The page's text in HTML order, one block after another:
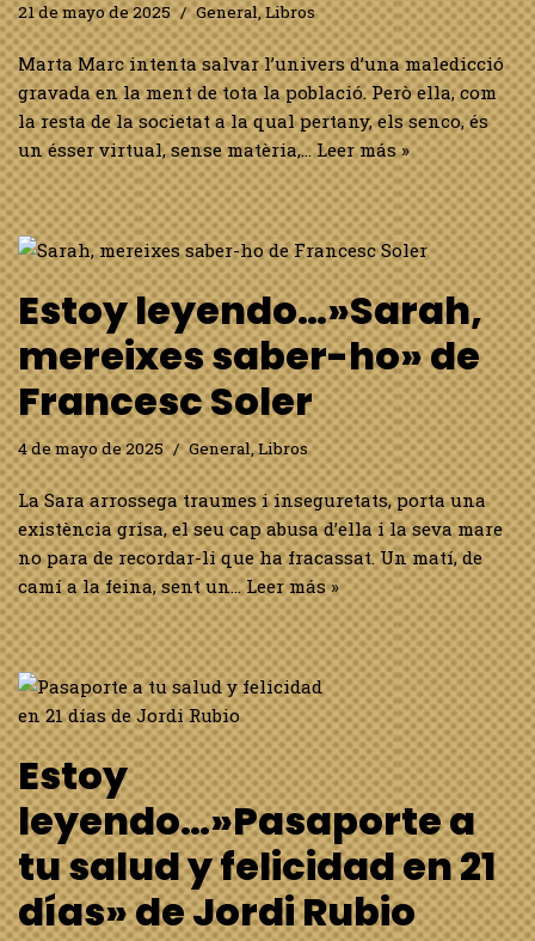
21 de mayo de 2025 General,Libros
Marta Marc intenta salvar l’univers d’una maledicció
gravada en la ment de tota la població. Però ella, com
la resta de la societat a la qual pertany, els senco, és
un ésser virtual, sense matèria,…Leer más »
Estoy leyendo…»Sarah,
mereixes saber-ho» de
Francesc Soler
4 de mayo de 2025 General,Libros
La Sara arrossega traumes i inseguretats, porta una
existència grisa, el seu cap abusa d’ella i la seva mare
no para de recordar-li que ha fracassat. Un matí, de
camí a la feina, sent un…Leer más »
Estoy
leyendo…»Pasaporte a
tu salud y felicidad en 21
días» de Jordi Rubio